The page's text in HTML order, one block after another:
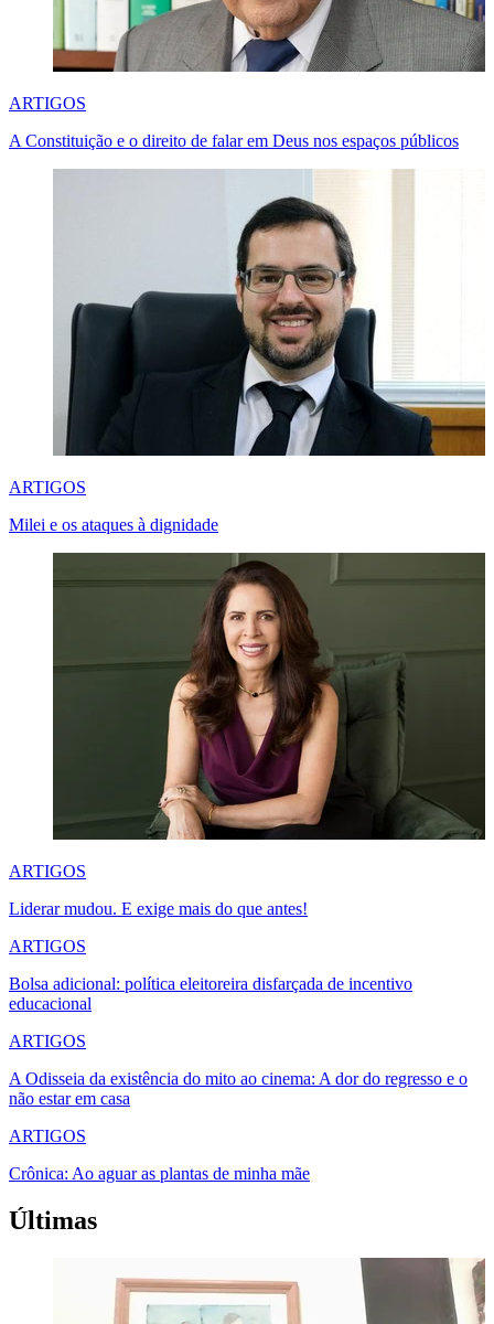
ARTIGOS
A Constituição e o direito de falar em Deus nos espaços públicos
ARTIGOS
Milei e os ataques à dignidade
ARTIGOS
Liderar mudou. E exige mais do que antes!
ARTIGOS
Bolsa adicional: política eleitoreira disfarçada de incentivo
educacional
ARTIGOS
A Odisseia da existência do mito ao cinema: A dor do regresso e o
não estar em casa
ARTIGOS
Crônica: Ao aguar as plantas de minha mãe
Últimas